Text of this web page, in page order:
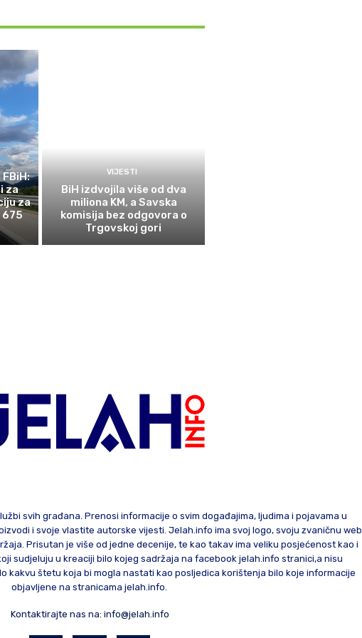
za
za
675
VIJESTI
BiH izdvojila više od dva
miliona KM, a Savska
komisija bez odgovora o
Trgovskoj gori
svih građana. Prenosi informacije o svim događajima, ljudima i pojavama u
i svoje vlastite autorske vijesti. Jelah.info ima svoj logo, svoju zvaničnu web
Prisutan je više od jedne decenije, te kao takav ima veliku posjećenost kao i
sudjeluju u kreaciji bilo kojeg sadržaja na facebook jelah.info stranici,a nisu
kakvu štetu koja bi mogla nastati kao posljedica korištenja bilo koje informacije
objavljene na stranicama jelah.info.
Kontaktirajte nas na: info@jelah.info